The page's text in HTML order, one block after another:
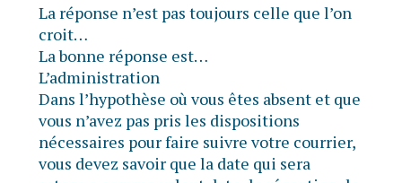
La réponse n’est pas toujours celle que l’on
croit…
La bonne réponse est…
L’administration
Dans l’hypothèse où vous êtes absent et que
vous n’avez pas pris les dispositions
nécessaires pour faire suivre votre courrier,
vous devez savoir que la date qui sera